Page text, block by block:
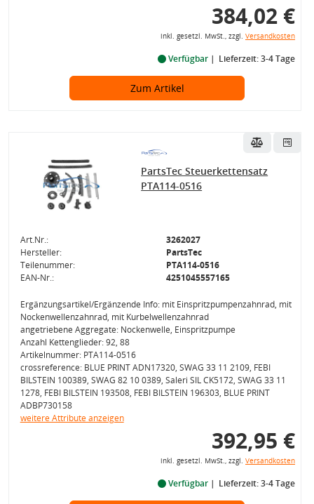
384,02 €
inkl. gesetzl. MwSt., zzgl. Versandkosten
Verfügbar Lieferzeit: 3-4 Tage
Zum Artikel
PartsTec Steuerkettensatz
PTA114-0516
Art.Nr.:
3262027
Hersteller:
PartsTec
Teilenummer:
PTA114-0516
EAN-Nr.:
4251045557165
Ergänzungsartikel/Ergänzende Info: mit Einspritzpumpenzahnrad, mit
Nockenwellenzahnrad, mit Kurbelwellenzahnrad
angetriebene Aggregate: Nockenwelle, Einspritzpumpe
Anzahl Kettenglieder: 92, 88
Artikelnummer: PTA114-0516
crossreference: BLUE PRINT ADN17320, SWAG 33 11 2109, FEBI
BILSTEIN 100389, SWAG 82 10 0389, Saleri SIL CK5172, SWAG 33 11
1278, FEBI BILSTEIN 193508, FEBI BILSTEIN 196303, BLUE PRINT
ADBP730158
weitere Attribute anzeigen
392,95 €
inkl. gesetzl. MwSt., zzgl. Versandkosten
Verfügbar Lieferzeit: 3-4 Tage